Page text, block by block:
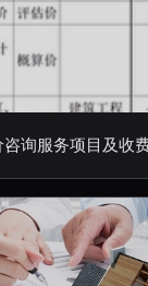
询服务项目及收